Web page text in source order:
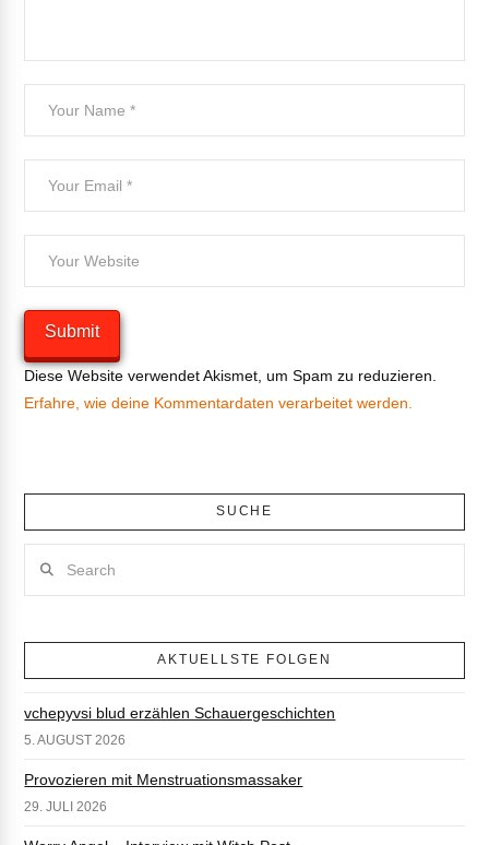
Diese Website verwendet Akismet, um Spam zu reduzieren.
Erfahre, wie deine Kommentardaten verarbeitet werden.
SUCHE
AKTUELLSTE FOLGEN
vchepyvsi blud erzählen Schauergeschichten
5. AUGUST 2026
Provozieren mit Menstruationsmassaker
29. JULI 2026